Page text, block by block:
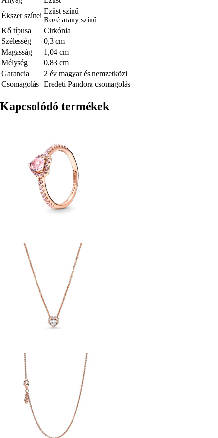
Ékszer színei
Ezüst színű
Rozé arany színű
Kő típusa
Cirkónia
Szélesség
0,3 cm
Magasság
1,04 cm
Mélység
0,83 cm
Garancia
2 év magyar és nemzetközi
Csomagolás Eredeti Pandora csomagolás
Kapcsolódó termékek